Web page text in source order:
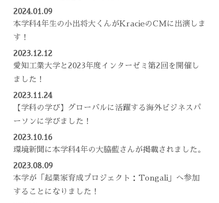
2024.01.09
本学科4年生の小出将大くんがKracieのCMに出演しま
す！
2023.12.12
愛知工業大学と2023年度インターゼミ第2回を開催し
ました！
2023.11.24
【学科の学び】グローバルに活躍する海外ビジネスパ
ーソンに学びました！
2023.10.16
環境新聞に本学科4年の大脇藍さんが掲載されました。
2023.08.09
本学が「起業家育成プロジェクト：Tongali」へ参加
することになりました！